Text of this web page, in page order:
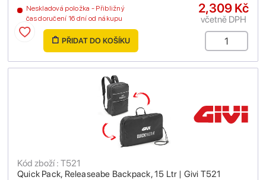
Neskladová položka - Přibližný
čas doručení 16 dní od nákupu
2,309 Kč
včetně DPH
PŘIDAT DO KOŠÍKU
Quick Pack, Releaseabe Backpack, 15 Ltr | Givi T521
Kód zboží : T521